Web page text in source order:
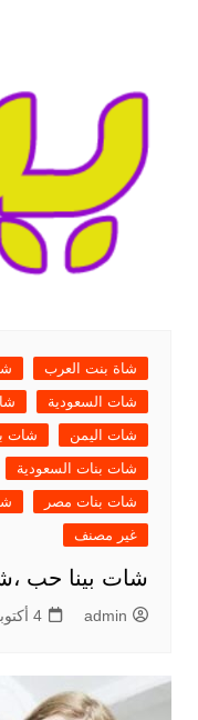
شاة بنت العرب
شات السعودية
شات اليمن
شات
شات بنات السعودية
شات بنات مصر
غير مصنف
شات بينا حب
admin 4 أكتوبر، 2022